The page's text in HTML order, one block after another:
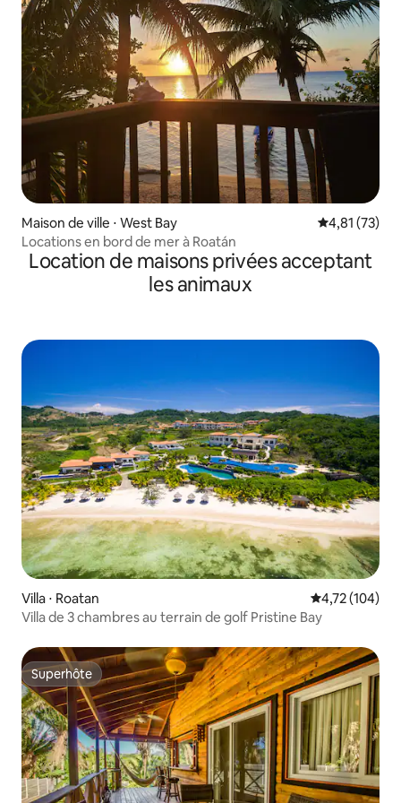
Maison de ville ⋅ West Bay Évaluation
4,81 (73)
Locations en bord de mer à Roatán
Location de maisons privées acceptant
les animaux
Villa ⋅ Roatan Évaluation
4,72 (104)
Villa de 3 chambres au terrain de golf Pristine Bay
Superhôte
Superhôte